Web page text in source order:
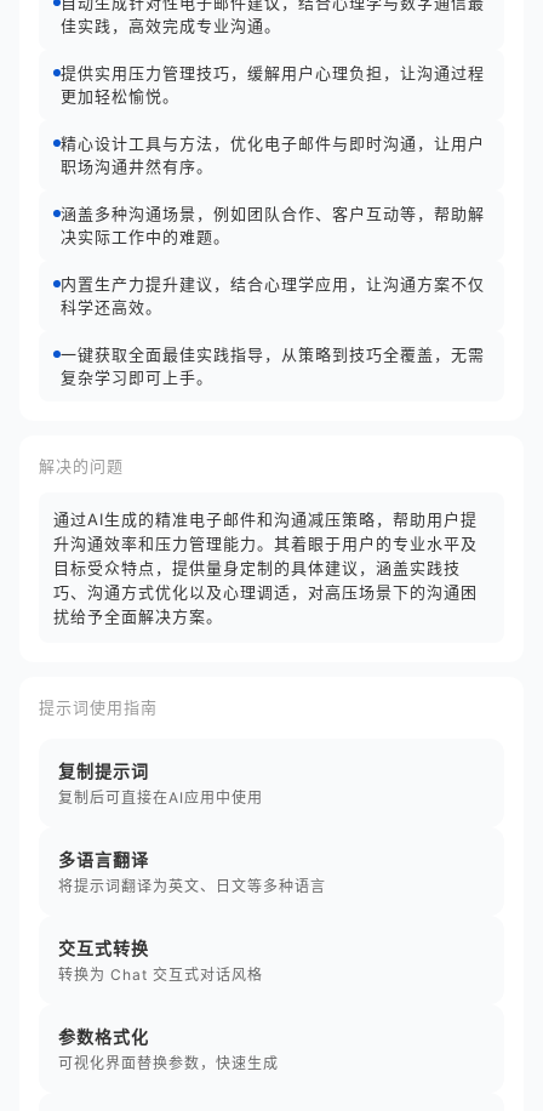
佳实践，高效完成专业沟通。
提供实用压力管理技巧，缓解用户心理负担，让沟通过程
更加轻松愉悦。
精心设计工具与方法，优化电子邮件与即时沟通，让用户
职场沟通井然有序。
涵盖多种沟通场景，例如团队合作、客户互动等，帮助解
决实际工作中的难题。
内置生产力提升建议，结合心理学应用，让沟通方案不仅
科学还高效。
一键获取全面最佳实践指导，从策略到技巧全覆盖，无需
复杂学习即可上手。
解决的问题
通过AI生成的精准电子邮件和沟通减压策略，帮助用户提
升沟通效率和压力管理能力。其着眼于用户的专业水平及
目标受众特点，提供量身定制的具体建议，涵盖实践技
巧、沟通方式优化以及心理调适，对高压场景下的沟通困
扰给予全面解决方案。
提示词使用指南
复制提示词
复制后可直接在AI应用中使用
多语言翻译
将提示词翻译为英文、日文等多种语言
交互式转换
转换为 Chat 交互式对话风格
参数格式化
可视化界面替换参数，快速生成